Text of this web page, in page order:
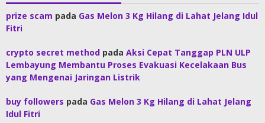
prize scam pada Gas Melon 3 Kg Hilang di Lahat Jelang Idul
Fitri
crypto secret method pada Aksi Cepat Tanggap PLN ULP
Lembayung Membantu Proses Evakuasi Kecelakaan Bus
yang Mengenai Jaringan Listrik
buy followers pada Gas Melon 3 Kg Hilang di Lahat Jelang
Idul Fitri